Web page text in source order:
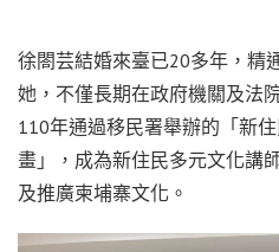
徐閤芸結婚來臺已20多年，精
她，不僅長期在政府機關及法
110年通過移民署舉辦的「新
畫」，成為新住民多元文化講
及推廣柬埔寨文化。